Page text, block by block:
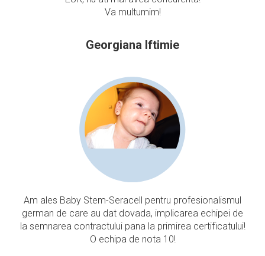
Va multumim!
Georgiana Iftimie
Am ales Baby Stem-Seracell pentru profesionalismul
german de care au dat dovada, implicarea echipei de
la semnarea contractului pana la primirea certificatului!
O echipa de nota 10!